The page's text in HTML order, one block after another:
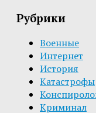
Рубрики
Военные
Интернет
История
Катастрофы
Криминал